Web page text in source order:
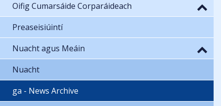
Oifig Cumarsáide Corparáideach
Preaseisiúintí
Nuacht agus Meáin
Nuacht
ga - News Archive